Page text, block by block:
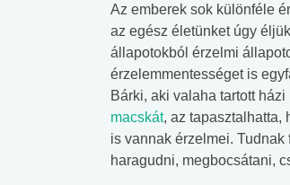
Az emberek sok különféle
az egész életünket úgy
állapotokból érzelmi
érzelemmentességet is
Bárki, aki valaha tartott
macskát, az tapasztalhatta,
is vannak érzelmei.
haragudni, megbocsátani,